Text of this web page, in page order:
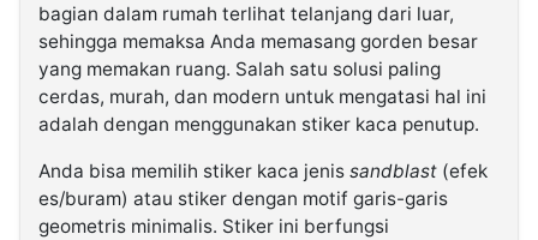
bagian dalam rumah terlihat telanjang dari luar,
sehingga memaksa Anda memasang gorden besar
yang memakan ruang. Salah satu solusi paling
cerdas, murah, dan modern untuk mengatasi hal ini
adalah dengan menggunakan stiker kaca penutup.
Anda bisa memilih stiker kaca jenis sandblast (efek
es/buram) atau stiker dengan motif garis-garis
geometris minimalis. Stiker ini berfungsi